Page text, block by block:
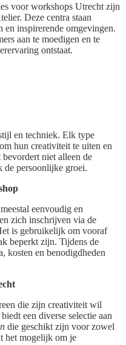
voor workshops Utrecht zijn
Deze centra staan
en inspirerende omgevingen.
aan te moedigen en te
ontstaat.
en techniek. Elk type
hun creativiteit te uiten en
niet alleen de
persoonlijke groei.
eenvoudig en
zich inschrijven via de
is gebruikelijk om vooraf
beperkt zijn. Tijdens de
kosten en benodigdheden
die zijn creativiteit wil
een diverse selectie aan
die geschikt zijn voor zowel
het mogelijk om je